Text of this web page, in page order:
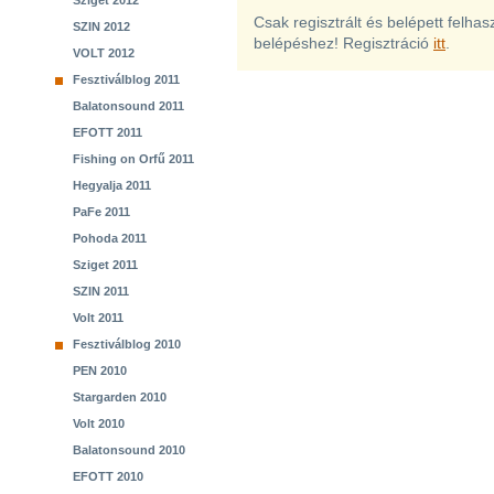
SZIN 2012
VOLT 2012
Fesztiválblog 2011
Balatonsound 2011
EFOTT 2011
Fishing on Orfű 2011
Hegyalja 2011
PaFe 2011
Pohoda 2011
Sziget 2011
SZIN 2011
Volt 2011
Fesztiválblog 2010
PEN 2010
Stargarden 2010
Volt 2010
Balatonsound 2010
EFOTT 2010
Csak regisztrált és belépett
belépéshez! Regisztráció itt